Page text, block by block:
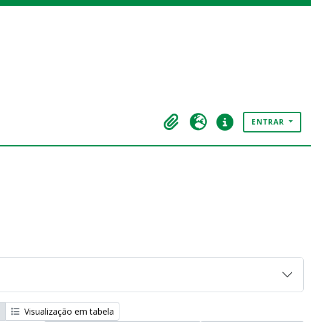
Área de transferência
Idioma Ligações rápidas
ENTRAR
Visualização em tabela